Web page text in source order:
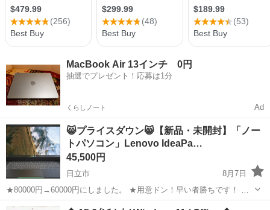
MacBook Air 13インチ 0円
抽選でプレゼント！応募は1分
くらしノート Ad
😸プライスダウン😸【新品・未開封】「ノー
トパソコン」Lenovo IdeaPa…
45,500円
日立市
8月7日
★80000円→60000円にしました。 ★用意ドン！早い者勝ちです！ 😸
新品・未開封品「箱付」の超薄型のノートPCです。 😸最新、インテ
茨城 日立市 ノートパソコン